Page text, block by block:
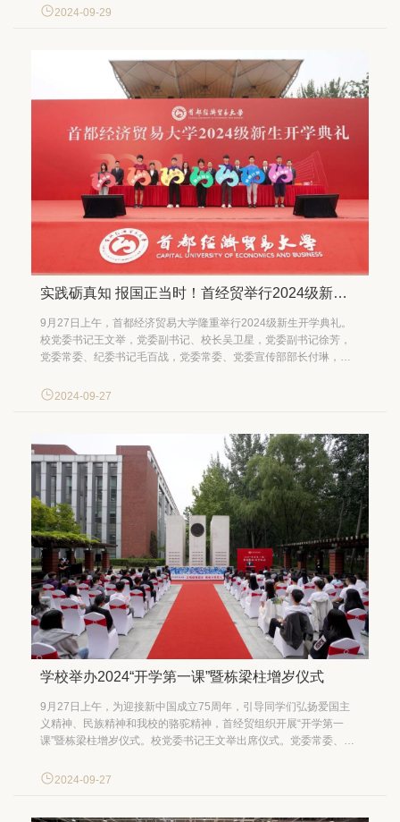
入研究与阐释。中国社会科学院秘书长、党组成员赵志敏，全国哲
2024-09-29
实践砺真知 报国正当时！首经贸举行2024级新生开学典礼
9月27日上午，首都经济贸易大学隆重举行2024级新生开学典礼。
校党委书记王文举，党委副书记、校长吴卫星，党委副书记徐芳，
党委常委、纪委书记毛百战，党委常委、党委宣传部部长付琳，校
典礼在雄壮的国歌声中拉开帷幕。 吴卫星代表学校对2024级新同学
2024-09-27
学校举办2024“开学第一课”暨栋梁柱增岁仪式
9月27日上午，为迎接新中国成立75周年，引导同学们弘扬爱国主
义精神、民族精神和我校的骆驼精神，首经贸组织开展“开学第一
课”暨栋梁柱增岁仪式。校党委书记王文举出席仪式。党委常委、党
生工作部、研究生院，校团委，校史馆负责人，各学院党组织副书
2024-09-27